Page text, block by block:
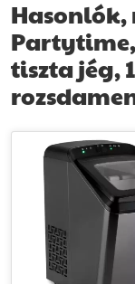
tiszta jég,